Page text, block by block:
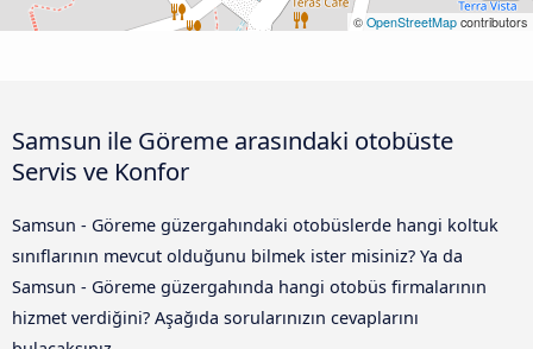
© OpenStreetMap contributors
Samsun ile Göreme arasındaki otobüste
Servis ve Konfor
Samsun - Göreme güzergahındaki otobüslerde hangi koltuk
sınıflarının mevcut olduğunu bilmek ister misiniz? Ya da
Samsun - Göreme güzergahında hangi otobüs firmalarının
hizmet verdiğini? Aşağıda sorularınızın cevaplarını